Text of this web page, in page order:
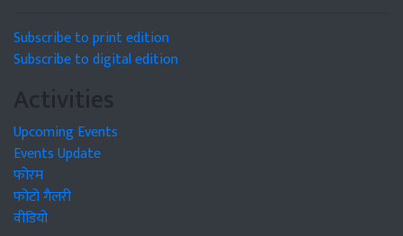
Subscribe to print edition
Subscribe to digital edition
Activities
Upcoming Events
Events Update
फोरम
फोटो गैलरी
वीडियो